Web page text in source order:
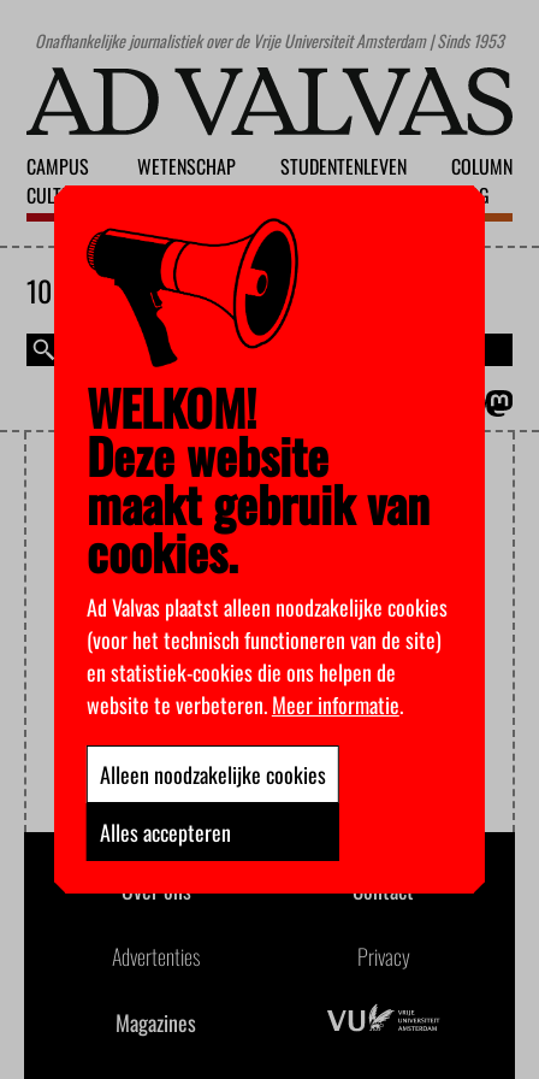
Onafhankelijke journalistiek over de Vrije Universiteit Amsterdam | Sinds 1953
CAMPUS
CULTUUR
WETENSCHAP
STUDENTENLEVEN
COLUMN
BLOG
10 AUGUSTUS 2026
UNIVERSITEIT LAPLAND
Over ons Contact
Advertenties Privacy
Magazines
WELKOM!
Deze website
maakt gebruik van
cookies.
Ad Valvas plaatst alleen noodzakelijke cookies
(voor het technisch functioneren van de site)
en statistiek-cookies die ons helpen de
website te verbeteren.Meer informatie.
Alleen noodzakelijke cookies
Alles accepteren